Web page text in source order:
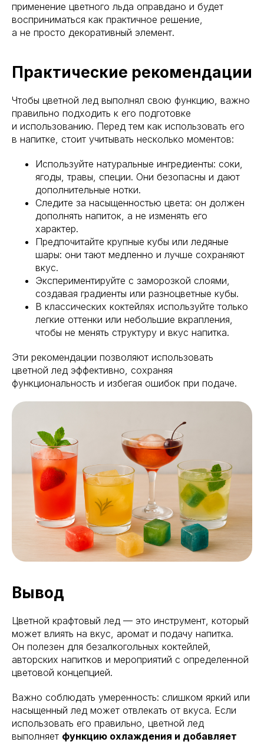
применение цветного льда оправдано и будет
восприниматься как практичное решение,
а не просто декоративный элемент.
Практические рекомендации
Чтобы цветной лед выполнял свою функцию, важно
правильно подходить к его подготовке
и использованию. Перед тем как использовать его
в напитке, стоит учитывать несколько моментов:
Используйте натуральные ингредиенты: соки,
ягоды, травы, специи. Они безопасны и дают
дополнительные нотки.
Следите за насыщенностью цвета: он должен
дополнять напиток, а не изменять его
характер.
Предпочитайте крупные кубы или ледяные
шары: они тают медленно и лучше сохраняют
вкус.
Экспериментируйте с заморозкой слоями,
создавая градиенты или разноцветные кубы.
В классических коктейлях используйте только
легкие оттенки или небольшие вкрапления,
чтобы не менять структуру и вкус напитка.
Эти рекомендации позволяют использовать
цветной лед эффективно, сохраняя
функциональность и избегая ошибок при подаче.
Вывод
Цветной крафтовый лед — это инструмент, который
может влиять на вкус, аромат и подачу напитка.
Он полезен для безалкогольных коктейлей,
авторских напитков и мероприятий с определенной
цветовой концепцией.
Важно соблюдать умеренность: слишком яркий или
насыщенный лед может отвлекать от вкуса. Если
использовать его правильно, цветной лед
выполняет функцию охлаждения и добавляет